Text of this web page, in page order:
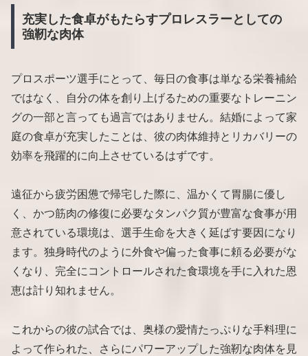
充実した食卓がもたらすプロレスラーとしての
強靭な肉体
プロスポーツ選手にとって、毎日の食事は単なる栄養補給
ではなく、自分の体を創り上げるための重要なトレーニン
グの一部と言っても過言ではありません。結婚によって家
庭の食卓が充実したことは、彼の肉体維持とリカバリーの
効率を飛躍的に向上させているはずです。
遠征から疲労困憊で帰宅した際に、温かくて胃腸に優し
く、かつ筋肉の修復に必要なタンパク質が豊富な食事が用
意されている環境は、選手生命を大きく延ばす要因になり
ます。独身時代のように外食や偏った食事に頼る必要がな
くなり、完全にコントロールされた食環境を手に入れた恩
恵は計り知れません。
これからの彼の試合では、奥様の愛情たっぷりな手料理に
よって作られた、さらにパワーアップした強靭な肉体を見